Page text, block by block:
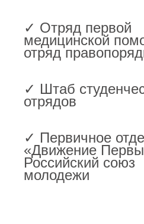
✓ Отряд первой
медицинской
отряд
✓ Штаб
отрядов
✓ Первичное
«Движение
Российский союз
молодежи